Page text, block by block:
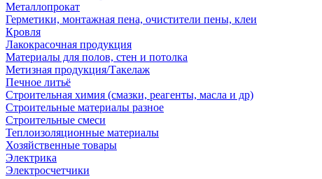
Металлопрокат
Герметики, монтажная пена, очистители пены, клеи
Кровля
Лакокрасочная продукция
Материалы для полов, стен и потолка
Метизная продукция/Такелаж
Печное литьё
Строительная химия (смазки, реагенты, масла и др)
Строительные материалы разное
Строительные смеси
Теплоизоляционные материалы
Хозяйственные товары
Электрика
Электросчетчики